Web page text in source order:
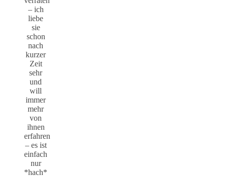
– ich
liebe
sie
schon
nach
kurzer
Zeit
sehr
und
will
immer
mehr
von
ihnen
erfahren
– es ist
einfach
nur
*hach*